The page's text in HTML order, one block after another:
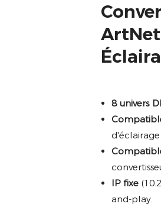
ArtNet
8 univers
IP fixe
and-play.